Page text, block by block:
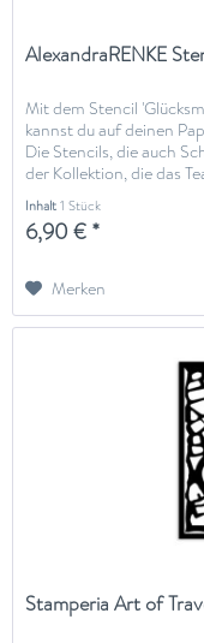
AlexandraRENKE
Mit dem Stencil
kannst du auf deinen
Die Stencils, die auch
der Kollektion, die das
Inhalt1 Stück
6,90 € *
Merken
Stamperia Art of